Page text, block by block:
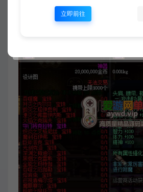
立即前往